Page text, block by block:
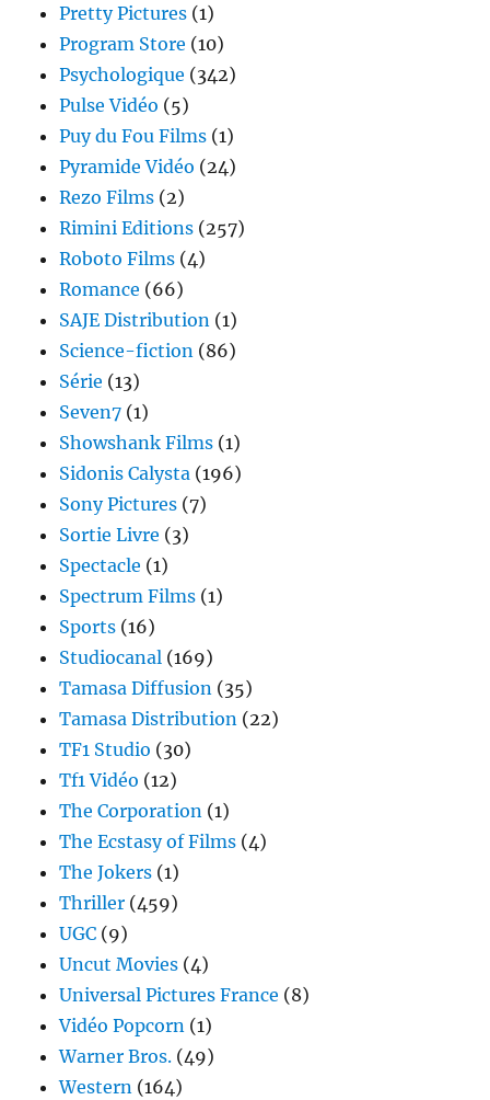
Pretty Pictures (1)
Program Store (10)
Psychologique (342)
Pulse Vidéo (5)
Puy du Fou Films (1)
Pyramide Vidéo (24)
Rezo Films (2)
Rimini Editions (257)
Roboto Films (4)
Romance (66)
SAJE Distribution (1)
Science-fiction (86)
Série (13)
Seven7 (1)
Showshank Films (1)
Sidonis Calysta (196)
Sony Pictures (7)
Sortie Livre (3)
Spectacle (1)
Spectrum Films (1)
Sports (16)
Studiocanal (169)
Tamasa Diffusion (35)
Tamasa Distribution (22)
TF1 Studio (30)
Tf1 Vidéo (12)
The Corporation (1)
The Ecstasy of Films (4)
The Jokers (1)
Thriller (459)
UGC (9)
Uncut Movies (4)
Universal Pictures France (8)
Vidéo Popcorn (1)
Warner Bros. (49)
Western (164)